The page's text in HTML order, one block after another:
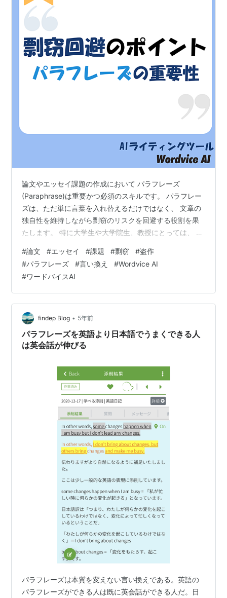
論文やエッセイ課題の作成において パラフレーズ
(Paraphrase)は重要かつ必須のスキルです。 パラフレー
ズは、ただ単に言葉を入れ替えるだけではなく、 文章の
独自性を維持しながら剽窃のリスクを回避する役割を果
たします。 特に大学生や大学院生、教授にとっては、 こ
のです。 学術的な倫理を遵守しつつ、研究内容をわかり
やすく、 かつ魅力的に発信するために、パラフレーズは
非常に有効です。 今回の記事では、パラフレーズの必要
性や これを効果的に活用する方法について紹介します。
1.パラフレーズが重要な理由 パラフレーズは学術文書の
作成において非常に重…
#論文 #エッセイ #課題 #剽窃 #盗作
#パラフレーズ #言い換え #Wordvice AI
#ワードバイスAI
findep Blog • 5年前
パラフレーズを英語より日本語でうまくできる人
は英会話が伸びる
パラフレーズは本質を変えない言い換えである。英語の
パラフレーズができる人は既に英会話ができる人だ。日